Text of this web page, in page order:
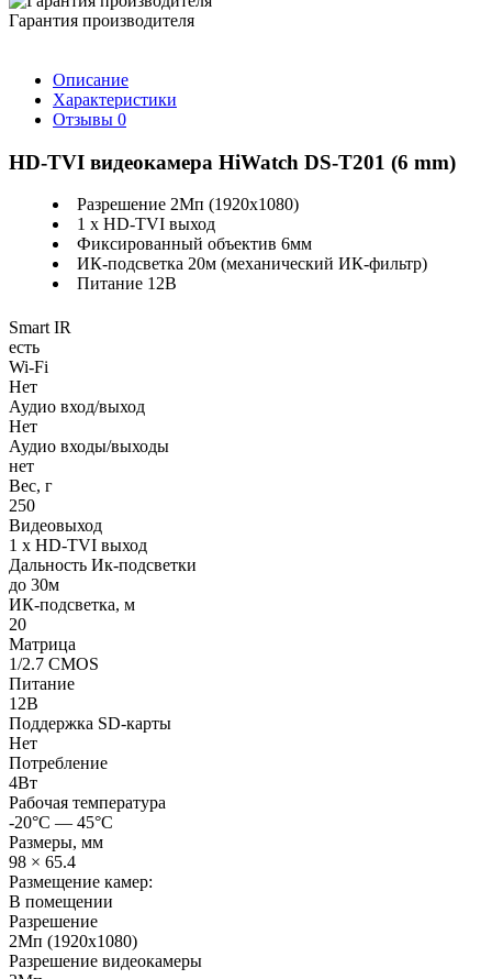
Гарантия производителя
Описание
Характеристики
Отзывы 0
HD-TVI видеокамера HiWatch DS-T201 (6 mm)
Разрешение 2Мп (1920х1080)
1 х HD-TVI выход
Фиксированный объектив 6мм
ИК-подсветка 20м (механический ИК-фильтр)
Питание 12В
Smart IR
есть
Wi-Fi
Нет
Аудио вход/выход
Нет
Аудио входы/выходы
нет
Вес, г
250
Видеовыход
1 х HD-TVI выход
Дальность Ик-подсветки
до 30м
ИК-подсветка, м
20
Матрица
1/2.7 CMOS
Питание
12В
Поддержка SD-карты
Нет
Потребление
4Вт
Рабочая температура
-20°С — 45°С
Размеры, мм
98 × 65.4
Размещение камер:
В помещении
Разрешение
2Мп (1920х1080)
Разрешение видеокамеры